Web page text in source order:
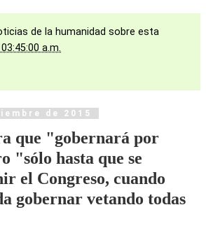
de la humanidad sobre esta
a.m.
de 2015
que "gobernará por
"sólo hasta que se
el Congreso, cuando
gobernar vetando todas